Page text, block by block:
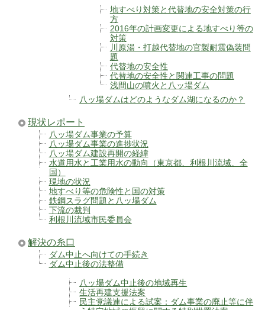
地すべり対策と代替地の安全対策の行
方
2016年の計画変更による地すべり等の
対策
川原湯・打越代替地の官製耐震偽装問
題
代替地の安全性
代替地の安全性と関連工事の問題
浅間山の噴火と八ッ場ダム
八ッ場ダムはどのようなダム湖になるのか？
現状レポート
八ッ場ダム事業の予算
八ッ場ダム事業の進捗状況
八ッ場ダム建設再開の経緯
水道用水と工業用水の動向（東京都、利根川流域、全
国）
現地の状況
地すべり等の危険性と国の対策
鉄鋼スラグ問題と八ッ場ダム
下流の裁判
利根川流域市民委員会
解決の糸口
ダム中止へ向けての手続き
ダム中止後の法整備
八ッ場ダム中止後の地域再生
生活再建支援法案
民主党議連による試案：ダム事業の廃止等に伴